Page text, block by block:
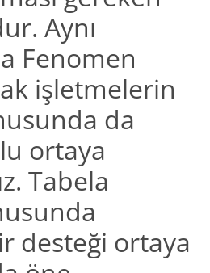
Aynı
Fenomen
işletmelerin
da
ortaya
Tabela
desteği ortaya